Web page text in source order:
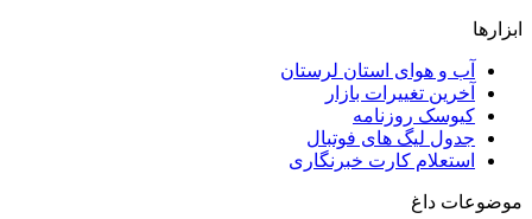
ابزارها
آب و هوای استان لرستان
آخرین تغییرات بازار
کیوسک روزنامه
جدول لیگ های فوتبال
استعلام کارت خبرنگاری
موضوعات داغ